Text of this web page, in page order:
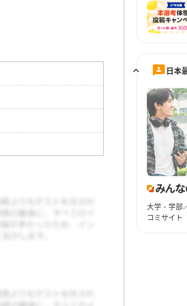
日本
大学・学部
コミサイト